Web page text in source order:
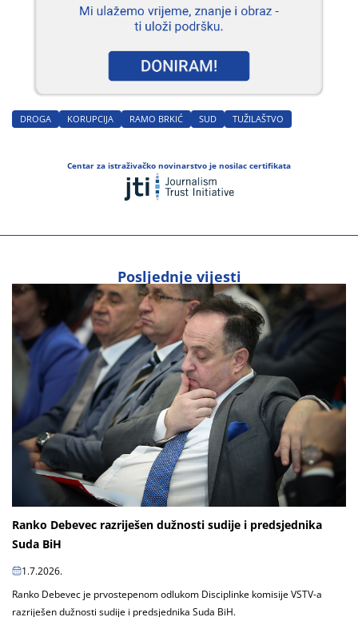
DROGA KORUPCIJA RAMO BRKIĆ SUD TUŽILAŠTVO
Centar za istraživačko novinarstvo je nosilac certifikata
Posljednje vijesti
Ranko Debevec razriješen dužnosti sudije i predsjednika
Suda BiH
1.7.2026.
Ranko Debevec je prvostepenom odlukom Disciplinke komisije VSTV-a
razriješen dužnosti sudije i predsjednika Suda BiH.